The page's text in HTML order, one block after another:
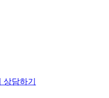
상담하기